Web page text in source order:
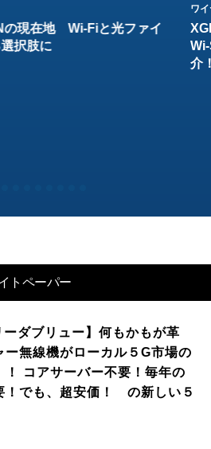
の現在地 Wi-Fiと光ファイ
択肢に
ワ
介
トペーパー
ーダブリュー】何もかもが革
無線機がローカル５G市場の
！ コアサーバー不要！毎年の
！でも、超安価！ の新しい５